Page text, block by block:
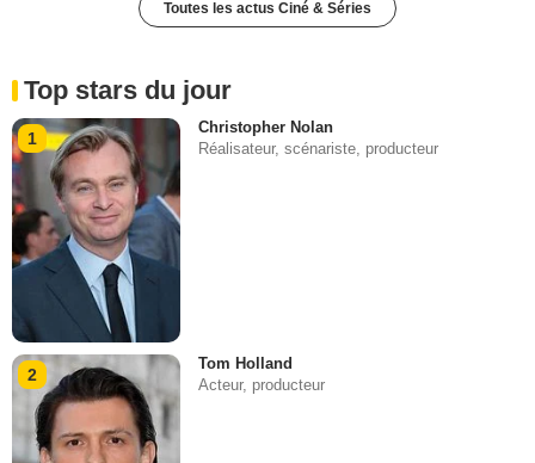
Toutes les actus Ciné & Séries
Top stars du jour
1
Christopher Nolan
Réalisateur, scénariste, producteur
2
Tom Holland
Acteur, producteur